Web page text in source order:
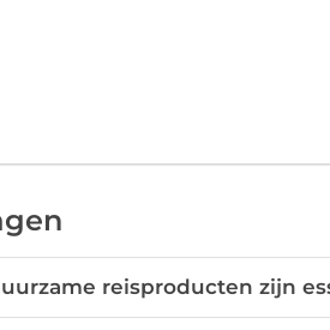
reisproducten zijn